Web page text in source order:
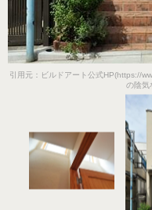
引用元：ビルドアート公式HP(https://
の陰気